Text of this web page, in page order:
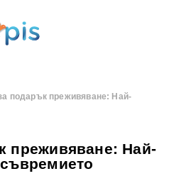
подарък преживяване: Най-
преживяване: Най-